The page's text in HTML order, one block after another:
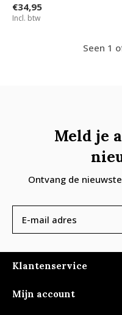
€34,95
Incl. btw
Seen 1
Meld je
Ontvang de
Klantenservice
Mijn account